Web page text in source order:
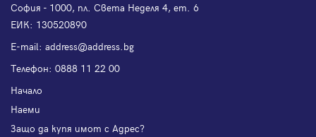
София - 1000, пл. Света Неделя 4, ет. 6
ЕИК: 130520890
Е-mail: address@address.bg
Телефон: 0888 11 22 00
Начало
Наеми
Защо да купя имот с Адрес?